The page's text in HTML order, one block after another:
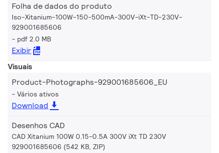
Folha de dados do produto
Iso-Xitanium-100W-150-500mA-300V-iXt-TD-230V-
929001685606
pdf 2.0 MB
Exibir
Visuais
Product-Photographs-929001685606_EU
Vários ativos
Download
Desenhos CAD
CAD Xitanium 100W 0.15-0.5A 300V iXt TD 230V
929001685606 (542 KB, ZIP)